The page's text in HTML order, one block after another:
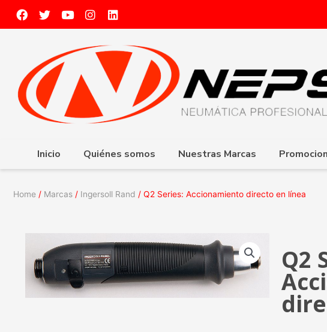
Inicio Quiénes somos Nuestras Marcas
Home / Marcas / Ingersoll Rand / Q2 Series: Accionamiento directo en línea
Q2